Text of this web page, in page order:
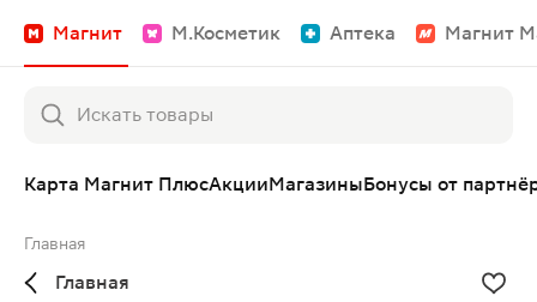
Магнит М.Косметик Аптека Магнит
Карта Магнит ПлюсАкцииМагазиныБонусы от
Главная
Главная